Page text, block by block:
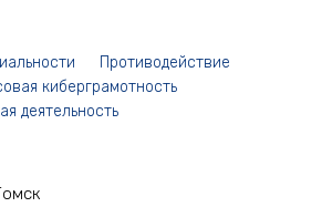
Противодействие
киберграмотность
деятельность